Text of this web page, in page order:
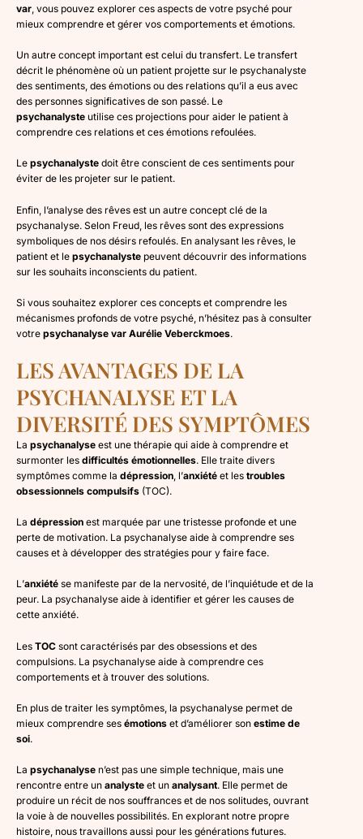
var, vous pouvez explorer ces aspects de votre psyché pour
mieux comprendre et gérer vos comportements et émotions.
Un autre concept important est celui du transfert. Le transfert
décrit le phénomène où un patient projette sur le psychanalyste
des sentiments, des émotions ou des relations qu’il a eus avec
des personnes significatives de son passé. Le
psychanalyste utilise ces projections pour aider le patient à
comprendre ces relations et ces émotions refoulées.
Le psychanalyste doit être conscient de ces sentiments pour
éviter de les projeter sur le patient.
Enfin, l’analyse des rêves est un autre concept clé de la
psychanalyse. Selon Freud, les rêves sont des expressions
symboliques de nos désirs refoulés. En analysant les rêves, le
patient et le psychanalyste peuvent découvrir des informations
sur les souhaits inconscients du patient.
Si vous souhaitez explorer ces concepts et comprendre les
mécanismes profonds de votre psyché, n’hésitez pas à consulter
votre psychanalyse var Aurélie Veberckmoes.
LES AVANTAGES DE LA
PSYCHANALYSE ET LA
DIVERSITÉ DES SYMPTÔMES
La psychanalyse est une thérapie qui aide à comprendre et
surmonter les difficultés émotionnelles. Elle traite divers
symptômes comme la dépression , l’anxiété et les troubles
obsessionnels compulsifs (TOC).
La dépression est marquée par une tristesse profonde et une
perte de motivation. La psychanalyse aide à comprendre ses
causes et à développer des stratégies pour y faire face.
L’anxiété se manifeste par de la nervosité, de l’inquiétude et de la
peur. La psychanalyse aide à identifier et gérer les causes de
cette anxiété.
Les TOC sont caractérisés par des obsessions et des
compulsions. La psychanalyse aide à comprendre ces
comportements et à trouver des solutions.
En plus de traiter les symptômes, la psychanalyse permet de
mieux comprendre ses émotions et d’améliorer son estime de
soi.
La psychanalyse n’est pas une simple technique, mais une
rencontre entre un analyste et un analysant. Elle permet de
produire un récit de nos souffrances et de nos solitudes, ouvrant
la voie à de nouvelles possibilités. En explorant notre propre
histoire, nous travaillons aussi pour les générations futures.